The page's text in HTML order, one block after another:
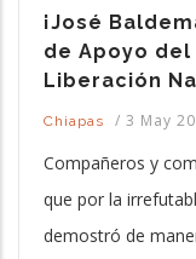
¡José
de Apoyo
Liberación
Chiapas / 3 May
Compañeros y
que por la
demostró de